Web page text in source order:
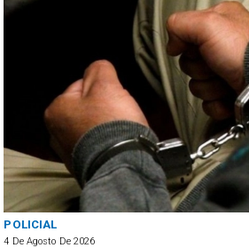
POLICIAL
4 De Agosto De 2026